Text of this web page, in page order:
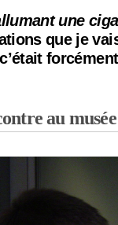
une
que je
au